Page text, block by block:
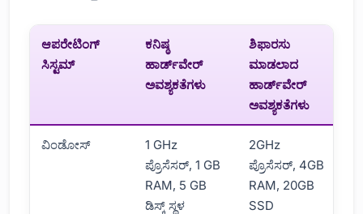
ಆಪರೇಟಿಂಗ್
ಸಿಸ್ಟಮ್
ಕನಿಷ್ಠ
ಹಾರ್ಡ್‌ವೇರ್
ಅವಶ್ಯಕತೆಗಳು
ಶಿಫಾರಸು
ಮಾಡಲಾದ
ಹಾರ್ಡ್‌ವೇರ್
ಅವಶ್ಯಕತೆಗಳು
ವಿಂಡೋಸ್
1 GHz
ಪ್ರೊಸೆಸರ್, 1 GB
RAM, 5 GB
ಡಿಸ್ಕ್ ಸ್ಥಳ
2GHz
ಪ್ರೊಸೆಸರ್, 4GB
RAM, 20GB
SSD